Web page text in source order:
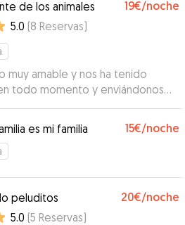
de los animales 19€/noche
5.0 (8 Reservas)
muy amable y nos ha tenido
todo momento y enviándonos
Recomendable.”
es mi familia 15€/noche
peluditos 20€/noche
5.0 (5 Reservas)